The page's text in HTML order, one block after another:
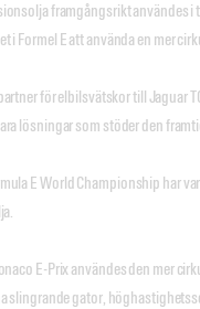
framgångsrikt användes
i Formel E att använda en mer
för elbilsvätskor till Jaguar
lösningar som stöder den
E World Championship har
E-Prix användes den mer
slingrande gator,